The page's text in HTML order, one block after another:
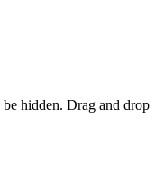
hidden. Drag and drop